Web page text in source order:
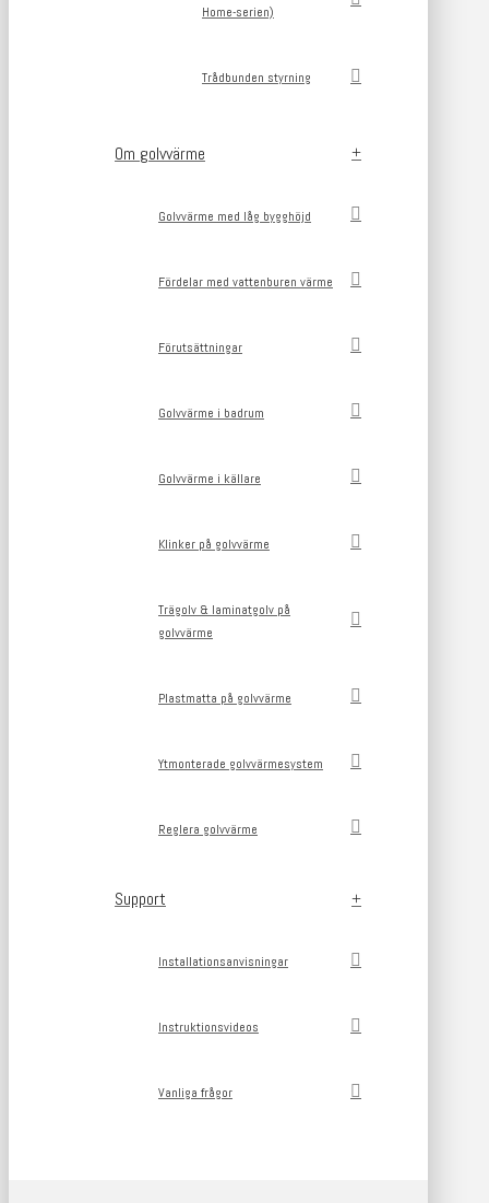
Home-serien)
Trådbunden styrning
Om golvvärme
Golvvärme med låg bygghöjd
Fördelar med vattenburen värme
Förutsättningar
Golvvärme i badrum
Golvvärme i källare
Klinker på golvvärme
Trägolv & laminatgolv på
golvvärme
Plastmatta på golvvärme
Ytmonterade golvvärmesystem
Reglera golvvärme
Support
Installationsanvisningar
Instruktionsvideos
Vanliga frågor